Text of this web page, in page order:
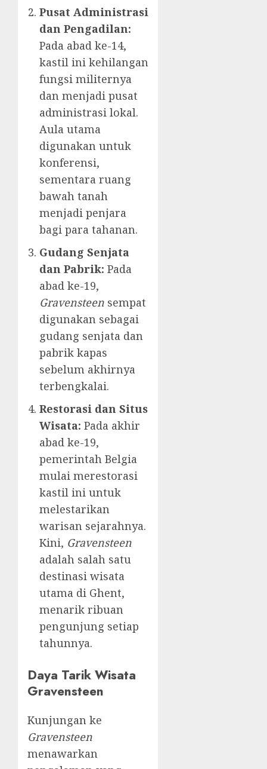
Pusat Administrasi
dan Pengadilan:
Pada abad ke-14,
kastil ini kehilangan
fungsi militernya
dan menjadi pusat
administrasi lokal.
Aula utama
digunakan untuk
konferensi,
sementara ruang
bawah tanah
menjadi penjara
bagi para tahanan.
Gudang Senjata
dan Pabrik: Pada
abad ke-19,
Gravensteen sempat
digunakan sebagai
gudang senjata dan
pabrik kapas
sebelum akhirnya
terbengkalai.
Restorasi dan Situs
Wisata: Pada akhir
abad ke-19,
pemerintah Belgia
mulai merestorasi
kastil ini untuk
melestarikan
warisan sejarahnya.
Kini, Gravensteen
adalah salah satu
destinasi wisata
utama di Ghent,
menarik ribuan
pengunjung setiap
tahunnya.
Daya Tarik Wisata
Gravensteen
Kunjungan ke
Gravensteen
menawarkan